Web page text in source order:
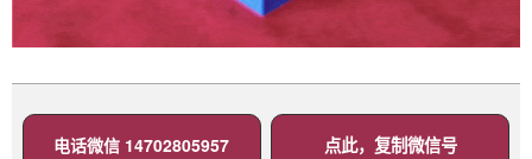
电话微信 14702805957 点此，复制微信号